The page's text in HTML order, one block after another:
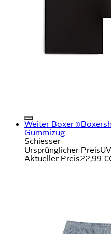
Weiter Boxer
Gummizug
Schiesser
Ursprünglicher Preis
Aktueller Preis22,99 €